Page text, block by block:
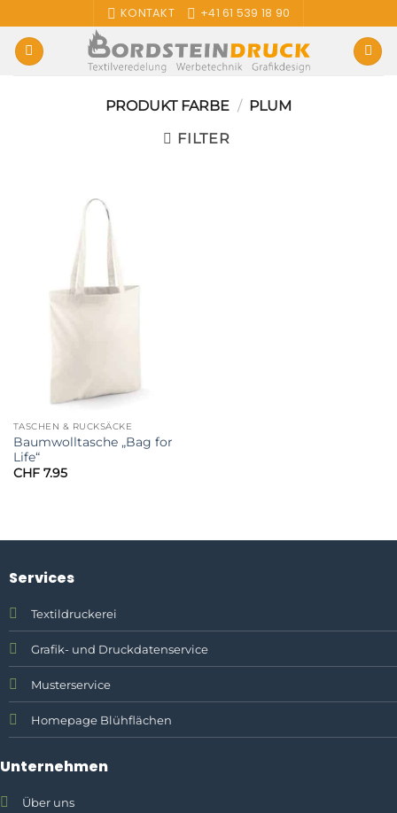
Inhalt
springen
KONTAKT +41 61 539 18 90
PRODUKT FARBE / PLUM
FILTER
TASCHEN & RUCKSÄCKE
Baumwolltasche „Bag for
Life“
CHF7.95
Services
Textildruckerei
Grafik- und Druckdatenservice
Musterservice
Homepage Blühflächen
Unternehmen
Über uns